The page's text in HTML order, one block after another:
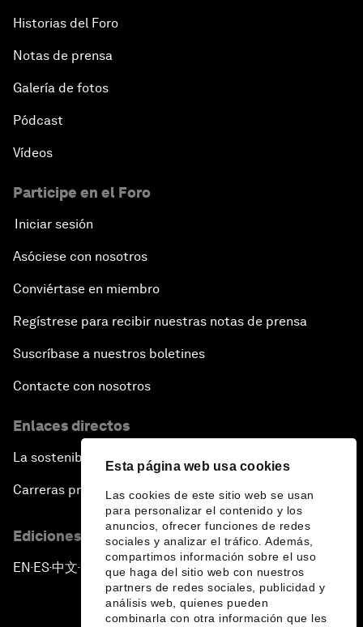
Esta página web usa cookies
Las cookies de este sitio web se usan
para personalizar el contenido y los
anuncios, ofrecer funciones de redes
sociales y analizar el tráfico. Además,
compartimos información sobre el uso
que haga del sitio web con nuestros
partners de redes sociales, publicidad y
análisis web, quienes pueden
combinarla con otra información que les
Historias del Foro
Notas de prensa
Galería de fotos
Pódcast
Vídeos
Participe en el Foro
Iniciar sesión
Asóciese con nosotros
Conviértase en miembro
Regístrese para recibir nuestras notas de prensa
Suscríbase a nuestros boletines
Contacte con nosotros
Enlaces directos
La sostenibilidad en el Foro
Carreras profesionales
Ediciones en otros idiomas
EN ▪ES▪中文▪ 日本語